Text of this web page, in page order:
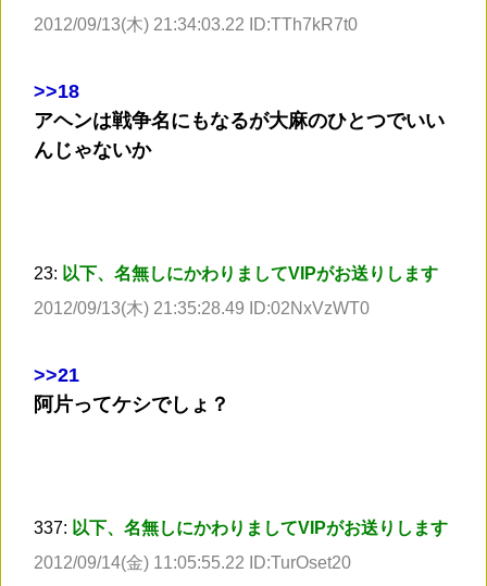
2012/09/13(木) 21:34:03.22 ID:TTh7kR7t0
>>18
アヘンは戦争名にもなるが大麻のひとつでいい
んじゃないか
23: 以下、名無しにかわりましてVIPがお送りします
2012/09/13(木) 21:35:28.49 ID:02NxVzWT0
>>21
阿片ってケシでしょ？
337: 以下、名無しにかわりましてVIPがお送りします
2012/09/14(金) 11:05:55.22 ID:TurOset20